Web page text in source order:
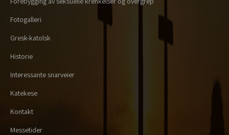
Fotogalleri
Gresk-katolsk
Historie
Interessante snarveier
Katekese
Kontakt
Messetider